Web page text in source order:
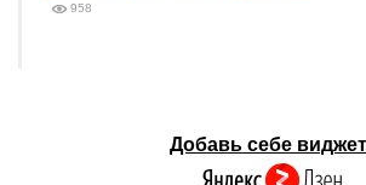
958
Добавь себе